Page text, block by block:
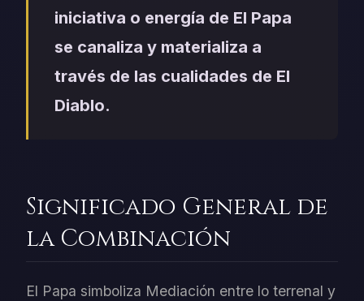
iniciativa o energía de El Papa
se canaliza y materializa a
través de las cualidades de El
Diablo.
Significado General de
la Combinación
El Papa simboliza Mediación entre lo terrenal y